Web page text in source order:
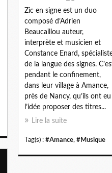
Zic en signe est un duo
composé d’Adrien
Beaucaillou auteur,
interprète et musicien et
Constance Enard,
de la langue des signes.
pendant le confinement,
dans leur village à Amance,
près de Nancy, qu’ils ont eu
l’idée proposer des titres...
Lire la suite
Tag(s) : #Amance, #Musique